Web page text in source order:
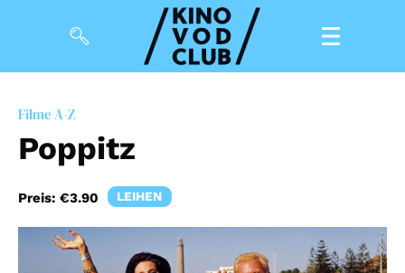
Magazin
Kuratierungen
Events
Filme A-Z
Poppitz
Preis: €3.90 LEIHEN